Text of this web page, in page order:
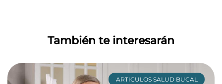
También te interesarán
ARTICULOS SALUD BUCAL